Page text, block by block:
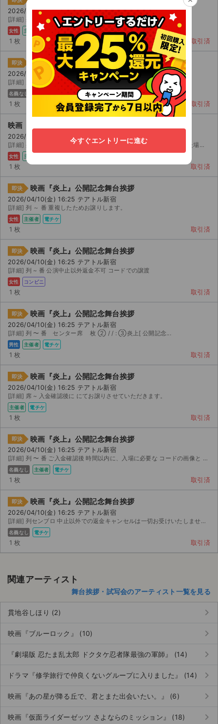
2026/04/10(金) 19:10 テアトル新宿
[詳細] 列 ~ 番 発券情報をお伝えします。公演中止時以外の返金不可。
女性 主催者 コンビニ
1 枚 取引済
即決 映画『炎上』公開記念舞台挨拶
2026/04/10(金) 19:10 テアトル新宿
[詳細] 席 から スクリーンショットかメールでのお渡しになります。
名義なし
1 枚 取引済
映画『炎上』公開記念舞台挨拶
2026/04/10(金) 19:10 テアトル新宿
[詳細] 列 - 公演中止以外の、本人確認、システムエラーなどがあった場合、いかなる場合も返金...
女性 主催者
1 枚 取引済
即決 映画『炎上』公開記念舞台挨拶
2026/04/10(金) 16:25 テアトル新宿
[詳細] 列 ～ 番 重複したためお譲りします。
女性 主催者 電チケ
1 枚 取引済
即決 映画『炎上』公開記念舞台挨拶
2026/04/10(金) 16:25 テアトル新宿
[詳細] 列 ~ 番 公演中止以外返金不可 コードでの譲渡
女性 コンビニ
1 枚 取引済
即決 映画『炎上』公開記念舞台挨拶
2026/04/10(金) 16:25 テアトル新宿
[詳細] 列 〜 番 センター席 枚 ② / / : ③炎上[ 公開記念...
男性 主催者 電チケ
1 枚 取引済
即決 映画『炎上』公開記念舞台挨拶
2026/04/10(金) 16:25 テアトル新宿
[詳細] 席 ~ 入金確認後に にてお譲りさせていただきます。
主催者 電チケ
1 枚 取引済
即決 映画『炎上』公開記念舞台挨拶
2026/04/10(金) 16:25 テアトル新宿
[詳細] 列 〜 番 ご入金確認後 時間以内に、入場に必要な コードの画像と コード表示用 ...
名義なし 主催者 電チケ
1 枚 取引済
即決 映画『炎上』公開記念舞台挨拶
2026/04/10(金) 16:25 テアトル新宿
[詳細] 列センブロ 中止以外での返金キャンセルは一切お受けいたしません。
名義なし 電チケ
1 枚 取引済
関連アーティスト
舞台挨拶・試写会のアーティスト一覧を見る
貫地谷しほり (2) keyboard_arrow_right
映画『ブルーロック』 (10) keyboard_arrow_right
『劇場版 忍たま乱太郎 ドクタケ忍者隊最強の軍師』 (14) keyboard_arrow_right
ドラマ『修学旅行で仲良くないグループに入りました』 (14) keyboard_arrow_right
映画『あの星が降る丘で、君とまた出会いたい。』 (6) keyboard_arrow_right
映画『仮面ライダーゼッツ さよならのミッション』 (18) keyboard_arrow_right
今すぐエントリーに進む